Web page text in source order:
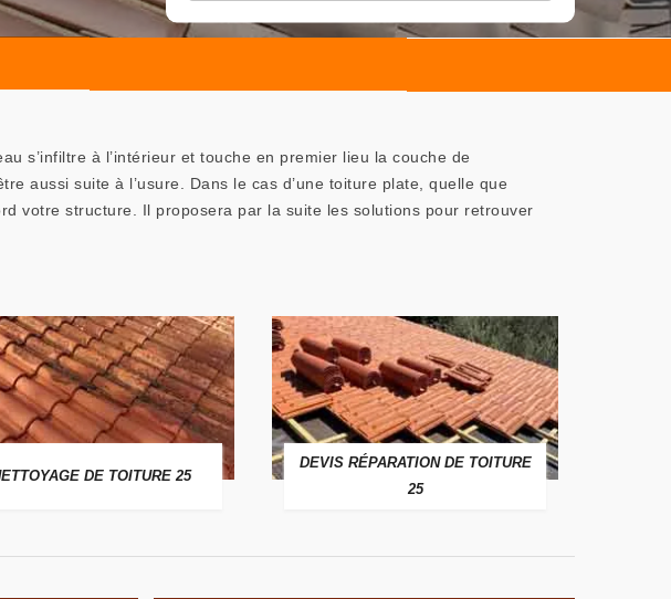
s’infiltre à l’intérieur et touche en premier lieu la couche de
aussi suite à l’usure. Dans le cas d’une toiture plate, quelle que
votre structure. Il proposera par la suite les solutions pour retrouver
DE TOITURE 25
DEVIS RÉPARATION DE TOITURE
25